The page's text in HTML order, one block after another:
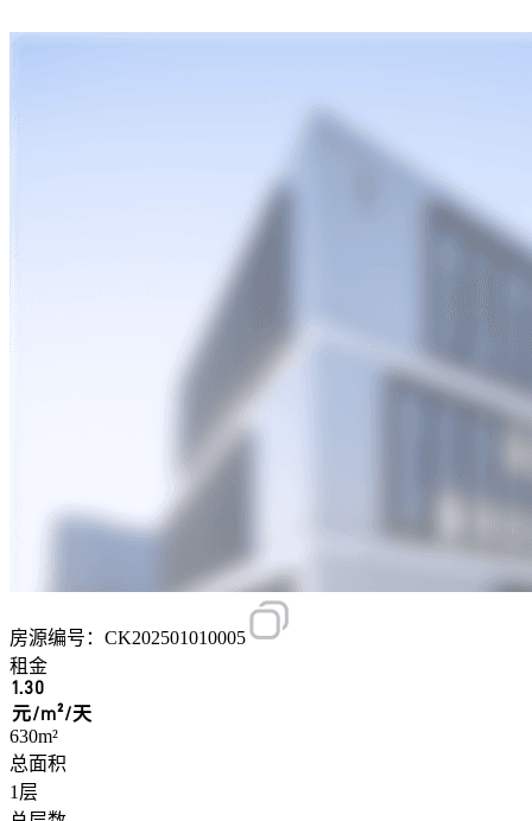
房源编号：CK202501010005
租金
1.30
元/m²/天
630m²
总面积
1层